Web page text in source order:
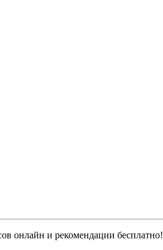
онлайн и рекомендации бесплатно!